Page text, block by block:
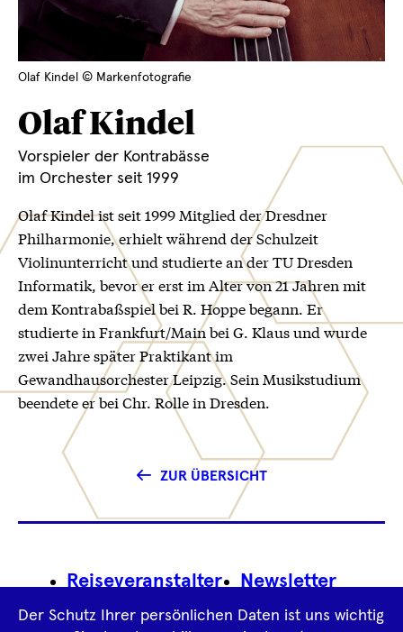
Olaf Kindel © Markenfotografie
Olaf Kindel
Vorspieler der Kontrabässe
im Orchester seit 1999
Olaf Kindel ist seit 1999 Mitglied der Dresdner
Philharmonie, erhielt während der Schulzeit
Violinunterricht und studierte an der TU Dresden
Informatik, bevor er erst im Alter von 21 Jahren mit
dem Kontrabaßspiel bei R. Hoppe begann. Er
studierte in Frankfurt/Main bei G. Klaus und wurde
zwei Jahre später Praktikant im
Gewandhausorchester Leipzig. Sein Musikstudium
beendete er bei Chr. Rolle in Dresden.
ZUR ÜBERSICHT
Footer
Reiseveranstalter Newsletter
Impressum
Der Schutz Ihrer persönlichen Daten ist uns wichtig